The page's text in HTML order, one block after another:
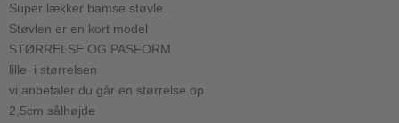
Super lækker bamse støvle.
Støvlen er en kort model
STØRRELSE OG PASFORM
lille i størrelsen
vi anbefaler du går en størrelse op
2,5cm sålhøjde